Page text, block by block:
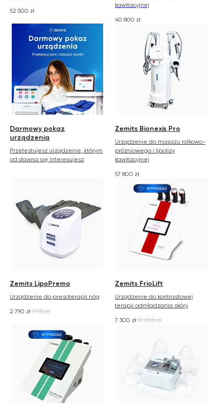
52 500 zł
kawitacyjnej
40 800 zł
Darmowy pokaz
urządzenia
Przetestujesz urządzenie, którym
od dawna się interesujesz
Zemits Bionexis Pro
Urządzenie do masażu rolkowo-
próżniowego i lipolizy
kawitacyjnej
57 800 zł
Zemits LipoPremo
Urządzenie do presoterapii nóg
2 790 zł 3 135 zł
Zemits FrioLift
Urządzenie do kontrastowej
terapii odmładzania skóry
7 300 zł 12 200 zł